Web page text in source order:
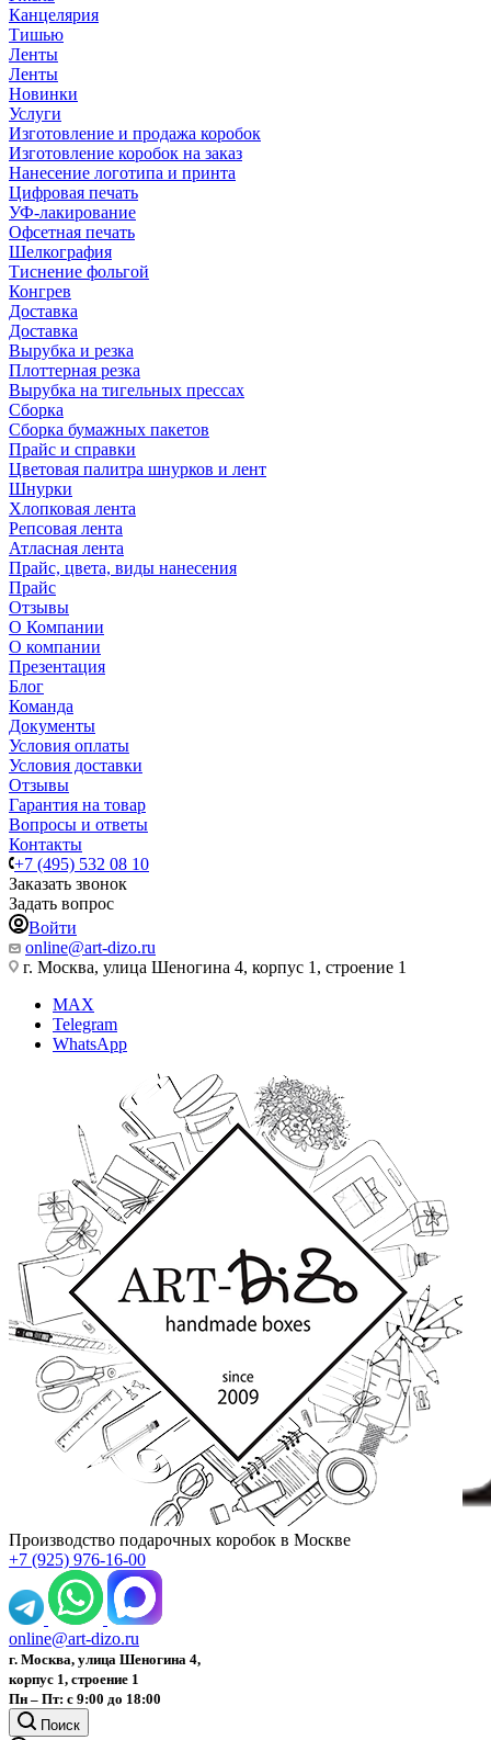
Канцелярия
Тишью
Ленты
Ленты
Новинки
Услуги
Изготовление и продажа коробок
Изготовление коробок на заказ
Нанесение логотипа и принта
Цифровая печать
УФ-лакирование
Офсетная печать
Шелкография
Тиснение фольгой
Конгрев
Доставка
Доставка
Вырубка и резка
Плоттерная резка
Вырубка на тигельных прессах
Сборка
Сборка бумажных пакетов
Прайс и справки
Цветовая палитра шнурков и лент
Шнурки
Хлопковая лента
Репсовая лента
Атласная лента
Прайс, цвета, виды нанесения
Прайс
Отзывы
О Компании
О компании
Презентация
Блог
Команда
Документы
Условия оплаты
Условия доставки
Отзывы
Гарантия на товар
Вопросы и ответы
Контакты
+7 (495) 532 08 10
Заказать звонок
Задать вопрос
Войти
online@art-dizo.ru
г. Москва, улица Шеногина 4, корпус 1, строение 1
MAX
Telegram
WhatsApp
Производство подарочных коробок в Москве
+7 (925) 976-16-00
online@art-dizo.ru
г. Москва, улица Шеногина 4,
корпус 1, строение 1
Пн – Пт: с 9:00 до 18:00
Поиск